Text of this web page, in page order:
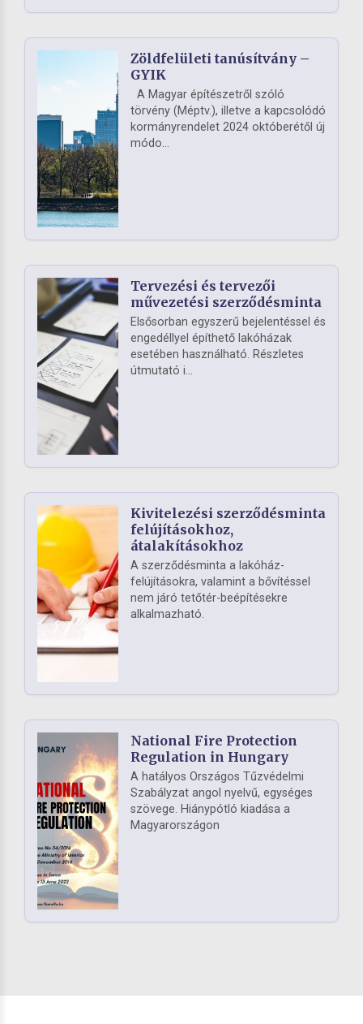
Zöldfelületi tanúsítvány –
GYIK
A Magyar építészetről szóló
törvény (Méptv.), illetve a kapcsolódó
kormányrendelet 2024 októberétől új
módo...
Tervezési és tervezői
művezetési szerződésminta
Elsősorban egyszerű bejelentéssel és
engedéllyel építhető lakóházak
esetében használható. Részletes
útmutató i...
Kivitelezési szerződésminta
felújításokhoz,
átalakításokhoz
A szerződésminta a lakóház-
felújításokra, valamint a bővítéssel
nem járó tetőtér-beépítésekre
alkalmazható.
National Fire Protection
Regulation in Hungary
A hatályos Országos Tűzvédelmi
Szabályzat angol nyelvű, egységes
szövege. Hiánypótló kiadása a
Magyarországon